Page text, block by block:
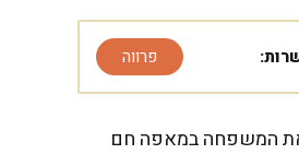
פרווה
את המשפחה במאפה חם